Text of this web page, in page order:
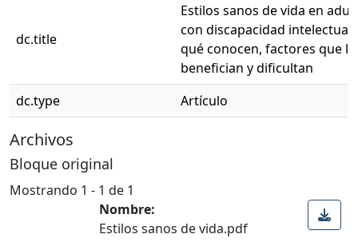
dc.title
Estilos sanos de vida en
con discapacidad intelectual:
qué conocen, factores que
benefician y dificultan
dc.type
Artículo
Archivos
Bloque original
Mostrando 1 - 1 de 1
Nombre:
Estilos sanos de vida.pdf